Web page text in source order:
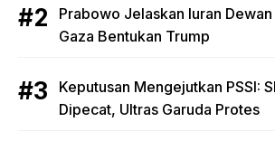
Prabowo Jelaskan Iuran
Gaza Bentukan Trump
Keputusan Mengejutkan PSSI:
Dipecat, Ultras Garuda Protes